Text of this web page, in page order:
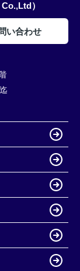
）
い合わせ